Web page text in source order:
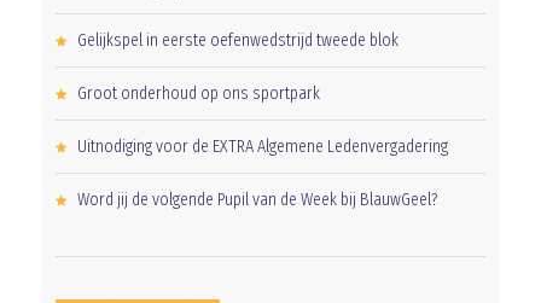
Gelijkspel in eerste oefenwedstrijd tweede blok
Groot onderhoud op ons sportpark
Uitnodiging voor de EXTRA Algemene Ledenvergadering
Word jij de volgende Pupil van de Week bij BlauwGeel?